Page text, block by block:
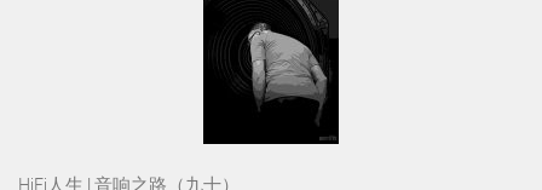
HiFi人生 | 音响之路（九十）